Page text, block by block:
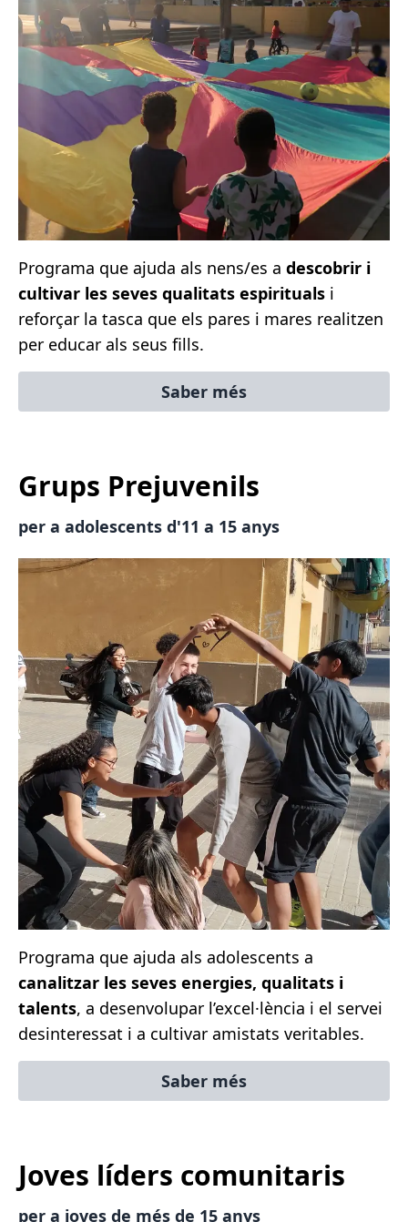
Programa que ajuda als nens/es a descobrir i
cultivar les seves qualitats espirituals i
reforçar la tasca que els pares i mares realitzen
per educar als seus fills.
Saber més
Grups Prejuvenils
per a adolescents d'11 a 15 anys
Programa que ajuda als adolescents a
canalitzar les seves energies, qualitats i
talents, a desenvolupar l’excel·lència i el servei
desinteressat i a cultivar amistats veritables.
Saber més
Joves líders comunitaris
per a joves de més de 15 anys